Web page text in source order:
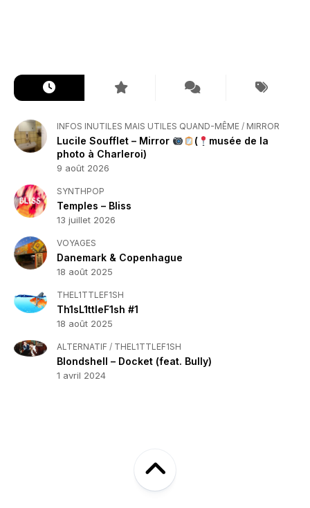
INFOS INUTILES MAIS UTILES QUAND-MÊME / MIRROR
Lucile Soufflet – Mirror (
musée de la
photo à Charleroi)
9 août 2026
SYNTHPOP
Temples – Bliss
13 juillet 2026
VOYAGES
Danemark & Copenhague
18 août 2025
THEL1TTLEF1SH
Th1sL1ttleF1sh #1
18 août 2025
ALTERNATIF / THEL1TTLEF1SH
Blondshell – Docket (feat. Bully)
1 avril 2024